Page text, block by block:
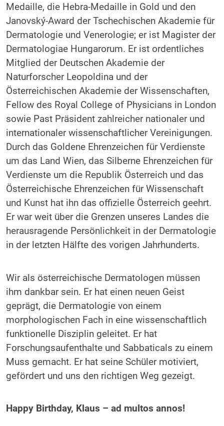
Medaille, die Hebra-Medaille in Gold und den
Janovský-Award der Tschechischen Akademie für
Dermatologie und Venerologie; er ist Magister der
Dermatologiae Hungarorum. Er ist ordentliches
Mitglied der Deutschen Akademie der
Naturforscher Leopoldina und der
Österreichischen Akademie der Wissenschaften,
Fellow des Royal College of Physi­cians in London
sowie Past Präsident zahlreicher nationaler und
internationaler wissenschaftlicher Vereinigungen.
Durch das Goldene Ehrenzeichen für Verdienste
um das Land Wien, das Silberne Ehrenzeichen für
Verdienste um die Republik Österreich und das
Österreichische Ehrenzeichen für Wissenschaft
und Kunst hat ihn das offizielle Österreich geehrt.
Er war weit über die Grenzen unseres Landes die
herausragende Persönlichkeit in der Dermatologie
in der letzten Hälfte des vorigen Jahrhunderts.
Wir als österreichische Dermatologen müssen
ihm dankbar sein. Er hat einen neuen Geist
geprägt, die Dermatologie von einem
morphologischen Fach in eine wissenschaftlich
funktionelle Disziplin geleitet. Er hat
Forschungsaufenthalte und Sabbaticals zu einem
Muss gemacht. Er hat seine Schüler motiviert,
gefördert und uns den richtigen Weg gezeigt.
Happy Birthday, Klaus – ad multos annos!